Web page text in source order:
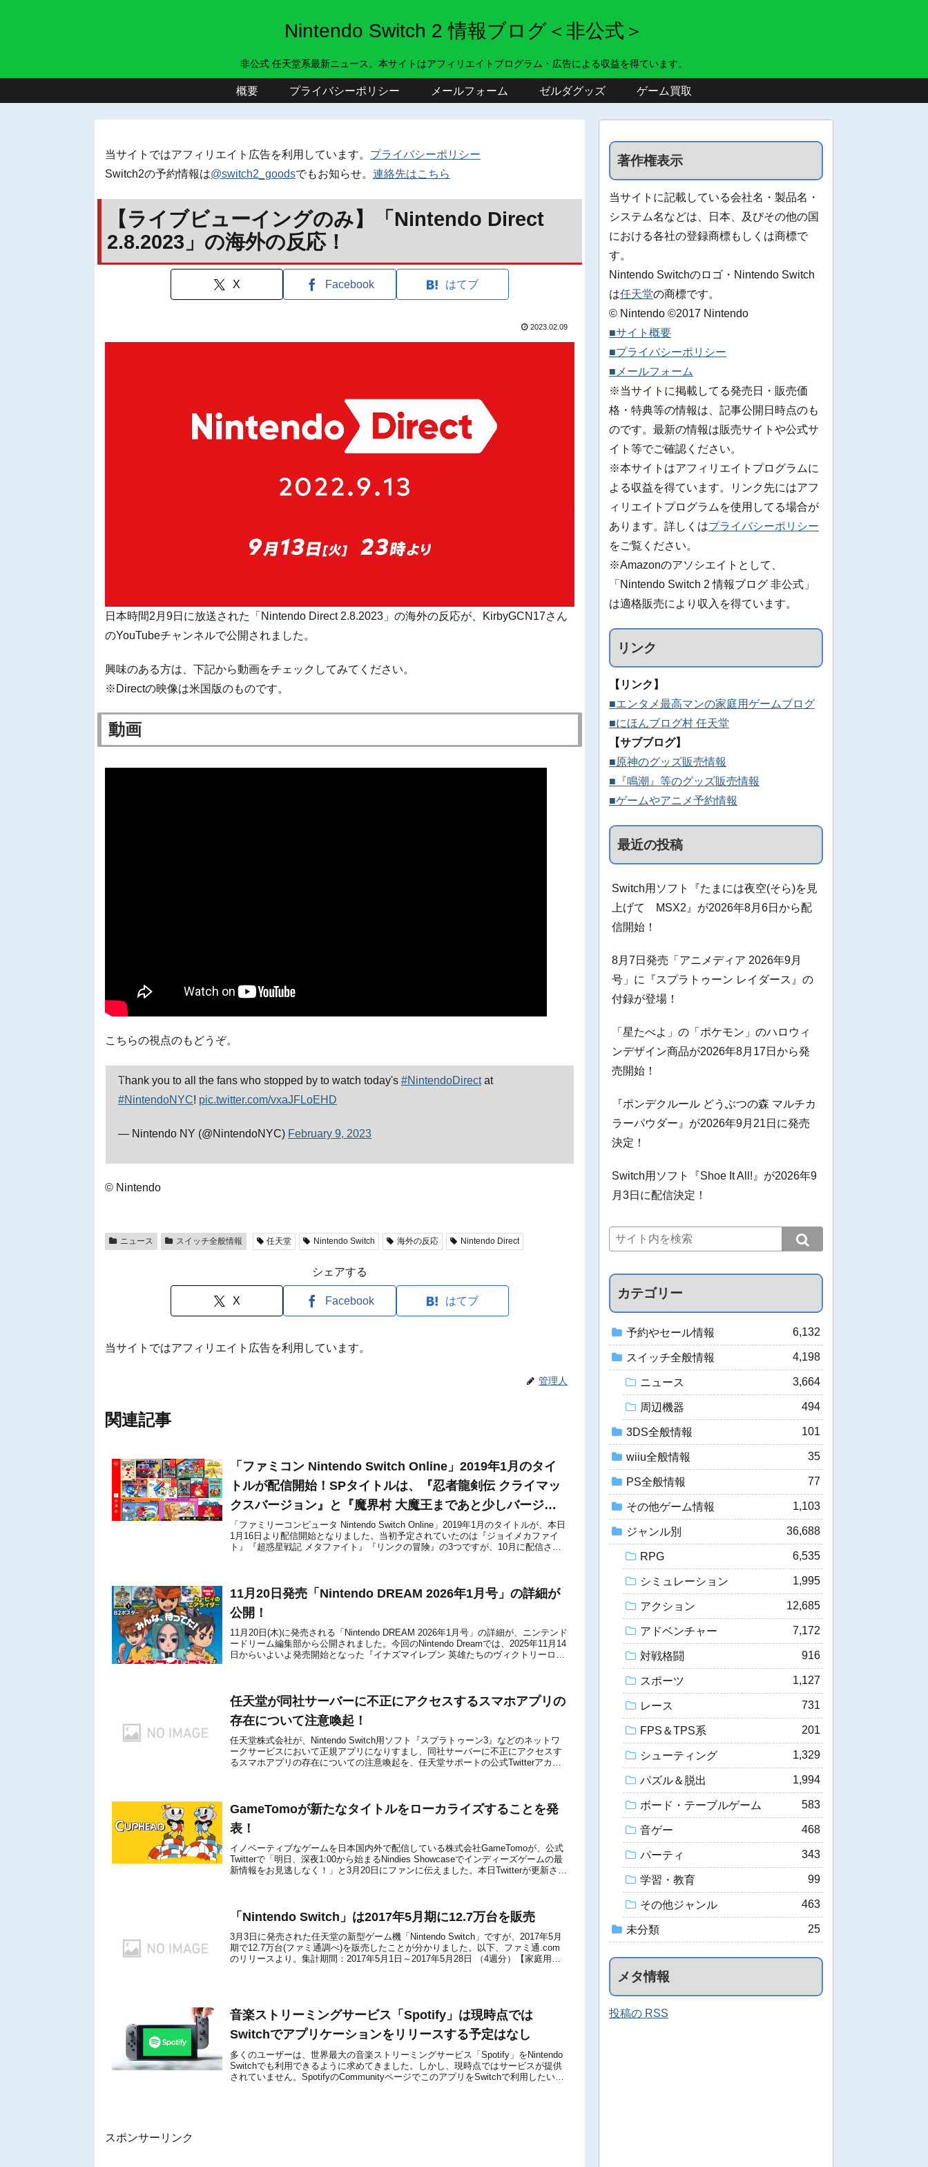
Nintendo Switch 2 情報ブログ＜非公式＞
非公式 任天堂系最新ニュース。本サイトはアフィリエイトプログラム・広告による収益を得ています。
概要 プライバシーポリシー メールフォーム ゼルダグッズ ゲーム買取
当サイトではアフィリエイト広告を利用しています。 プライバシーポリシー
Switch2の予約情報は@switch2_goodsでもお知らせ。 連絡先はこちら
【ライブビューイングのみ】「Nintendo Direct
2.8.2023」の海外の反応！
X Facebook はてブ
2023.02.09
日本時間2月9日に放送された「Nintendo Direct 2.8.2023」の海外の反応が、KirbyGCN17さん
のYouTubeチャンネルで公開されました。
興味のある方は、下記から動画をチェックしてみてください。
※Directの映像は米国版のものです。
動画
こちらの視点のもどうぞ。
Thank you to all the fans who stopped by to watch today's #NintendoDirectat
#NintendoNYC! pic.twitter.com/vxaJFLoEHD
— Nintendo NY (@NintendoNYC) February 9, 2023
© Nintendo
ニュース スイッチ全般情報 任天堂 Nintendo Switch 海外の反応 Nintendo Direct
シェアする
X Facebook はてブ
当サイトではアフィリエイト広告を利用しています。
管理人
関連記事
「ファミコン Nintendo Switch Online」2019年1月のタイ
トルが配信開始！SPタイトルは、『忍者龍剣伝 クライマッ
クスバージョン』と『魔界村 大魔王まであと少しバージョ
ン』！
「ファミリーコンピュータ Nintendo Switch Online」2019年1月のタイトルが、本日
1月16日より配信開始となりました。当初予定されていたのは『ジョイメカファイ
ト』『超惑星戦記 メタファイト』『リンクの冒険』の3つですが、10月に配信され
11月20日発売「Nintendo DREAM 2026年1月号」の詳細が
公開！
11月20日(木)に発売される「Nintendo DREAM 2026年1月号」の詳細が、ニンテンド
ードリーム編集部から公開されました。今回のNintendo Dreamでは、2025年11月14
日からいよいよ発売開始となった『イナズマイレブン 英雄たちのヴィクトリーロー
任天堂が同社サーバーに不正にアクセスするスマホアプリの
存在について注意喚起！
任天堂株式会社が、Nintendo Switch用ソフト『スプラトゥーン3』などのネットワ
ークサービスにおいて正規アプリになりすまし、同社サーバーに不正にアクセスす
るスマホアプリの存在についての注意喚起を、任天堂サポートの公式Twitterアカウ
GameTomoが新たなタイトルをローカライズすることを発
表！
イノベーティブなゲームを日本国内外で配信している株式会社GameTomoが、公式
Twitterで「明日、深夜1:00から始まるNindies Showcaseでインディーズゲームの最
新情報をお見逃しなく！」と3月20日にファンに伝えました。本日Twitterが更新され
「Nintendo Switch」は2017年5月期に12.7万台を販売
3月3日に発売された任天堂の新型ゲーム機「Nintendo Switch」ですが、2017年5月
期で12.7万台(ファミ通調べ)を販売したことが分かりました。以下、ファミ通.com
のリリースより。集計期間：2017年5月1日～2017年5月28日 （4週分）【家庭用ゲ
音楽ストリーミングサービス「Spotify」は現時点では
Switchでアプリケーションをリリースする予定はなし
多くのユーザーは、世界最大の音楽ストリーミングサービス「Spotify」をNintendo
Switchでも利用できるように求めてきました。しかし、現時点ではサービスが提供
されていません。SpotifyのCommunityページでこのアプリをSwitchで利用したいと
スポンサーリンク
著作権表示
当サイトに記載している会社名・製品名・
システム名などは、日本、及びその他の国
における各社の登録商標もしくは商標で
す。
Nintendo Switchのロゴ・Nintendo Switch
は任天堂の商標です。
© Nintendo ©2017 Nintendo
■サイト概要
■プライバシーポリシー
■メールフォーム
※当サイトに掲載してる発売日・販売価
格・特典等の情報は、記事公開日時点のも
のです。最新の情報は販売サイトや公式サ
イト等でご確認ください。
※本サイトはアフィリエイトプログラムに
よる収益を得ています。リンク先にはアフ
ィリエイトプログラムを使用してる場合が
あります。詳しくはプライバシーポリシー
をご覧ください。
※Amazonのアソシエイトとして、
「Nintendo Switch 2 情報ブログ 非公式」
は適格販売により収入を得ています。
リンク
【リンク】
■エンタメ最高マンの家庭用ゲームブログ
■にほんブログ村 任天堂
【サブブログ】
■原神のグッズ販売情報
■『鳴潮』等のグッズ販売情報
■ゲームやアニメ予約情報
最近の投稿
Switch用ソフト『たまには夜空(そら)を見
上げて MSX2』が2026年8月6日から配
信開始！
8月7日発売「アニメディア 2026年9月
号」に『スプラトゥーン レイダース』の
付録が登場！
「星たべよ」の「ポケモン」のハロウィ
ンデザイン商品が2026年8月17日から発
売開始！
『ポンデクルール どうぶつの森 マルチカ
ラーパウダー』が2026年9月21日に発売
決定！
Switch用ソフト『Shoe It All!』が2026年9
月3日に配信決定！
カテゴリー
予約やセール情報 6,132
スイッチ全般情報 4,198
ニュース 3,664
周辺機器 494
3DS全般情報 101
wiiu全般情報 35
PS全般情報 77
その他ゲーム情報 1,103
ジャンル別 36,688
RPG 6,535
シミュレーション 1,995
アクション 12,685
アドベンチャー 7,172
対戦格闘 916
スポーツ 1,127
レース 731
FPS＆TPS系 201
シューティング 1,329
パズル＆脱出 1,994
ボード・テーブルゲーム 583
音ゲー 468
パーティ 343
学習・教育 99
その他ジャンル 463
未分類 25
メタ情報
投稿の RSS